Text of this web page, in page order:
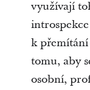
využívají
k
tomu, aby
osobní,